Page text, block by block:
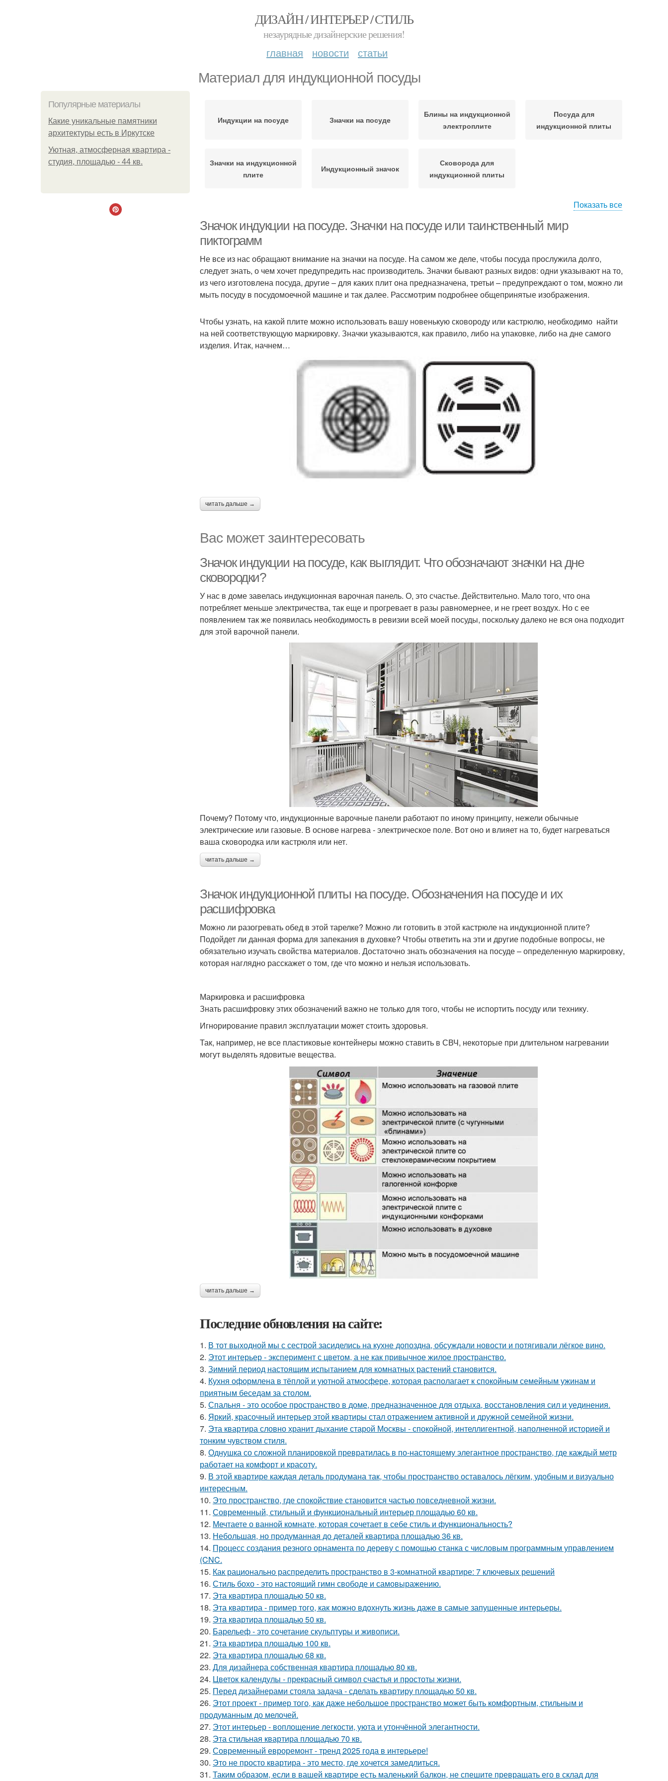
ДИЗАЙН / ИНТЕРЬЕР / СТИЛЬ
незаурядные дизайнерские решения!
главная новости статьи
Материал для индукционной посуды
Популярные материалы
Какие уникальные памятники
архитектуры есть в Иркутске
Уютная, атмосферная квартира -
студия, площадью - 44 кв.
Индукции на посуде Значки на посуде
Блины на индукционной
электроплите
Посуда для
индукционной плиты
Значки на индукционной
плите
Индукционный значок
Сковорода для
индукционной плиты
Показать все
Значок индукции на посуде. Значки на посуде или таинственный мир
пиктограмм
Не все из нас обращают внимание на значки на посуде. На самом же деле, чтобы посуда прослужила долго,
следует знать, о чем хочет предупредить нас производитель. Значки бывают разных видов: одни указывают на то,
из чего изготовлена посуда, другие – для каких плит она предназначена, третьи – предупреждают о том, можно ли
мыть посуду в посудомоечной машине и так далее. Рассмотрим подробнее общепринятые изображения.
Чтобы узнать, на какой плите можно использовать вашу новенькую сковороду или кастрюлю, необходимо найти
на ней соответствующую маркировку. Значки указываются, как правило, либо на упаковке, либо на дне самого
изделия. Итак, начнем…
читать дальше →
Вас может заинтересовать
Значок индукции на посуде, как выглядит. Что обозначают значки на дне
сковородки?
У нас в доме завелась индукционная варочная панель. О, это счастье. Действительно. Мало того, что она
потребляет меньше электричества, так еще и прогревает в разы равномернее, и не греет воздух. Но с ее
появлением так же появилась необходимость в ревизии всей моей посуды, поскольку далеко не вся она подходит
для этой варочной панели.
Почему? Потому что, индукционные варочные панели работают по иному принципу, нежели обычные
электрические или газовые. В основе нагрева - электрическое поле. Вот оно и влияет на то, будет нагреваться
ваша сковородка или кастрюля или нет.
читать дальше →
Значок индукционной плиты на посуде. Обозначения на посуде и их
расшифровка
Можно ли разогревать обед в этой тарелке? Можно ли готовить в этой кастрюле на индукционной плите?
Подойдет ли данная форма для запекания в духовке? Чтобы ответить на эти и другие подобные вопросы, не
обязательно изучать свойства материалов. Достаточно знать обозначения на посуде – определенную маркировку,
которая наглядно расскажет о том, где что можно и нельзя использовать.
Маркировка и расшифровка
Знать расшифровку этих обозначений важно не только для того, чтобы не испортить посуду или технику.
Игнорирование правил эксплуатации может стоить здоровья.
Так, например, не все пластиковые контейнеры можно ставить в СВЧ, некоторые при длительном нагревании
могут выделять ядовитые вещества.
читать дальше →
Последние обновления на сайте:
1. В тот выходной мы с сестрой засиделись на кухне допоздна, обсуждали новости и потягивали лёгкое вино.
2. Этот интерьер - эксперимент с цветом, а не как привычное жилое пространство.
3. Зимний период настоящим испытанием для комнатных растений становится.
4. Кухня оформлена в тёплой и уютной атмосфере, которая располагает к спокойным семейным ужинам и
приятным беседам за столом.
5. Спальня - это особое пространство в доме, предназначенное для отдыха, восстановления сил и уединения.
6. Яркий, красочный интерьер этой квартиры стал отражением активной и дружной семейной жизни.
7. Эта квартира словно хранит дыхание старой Москвы - спокойной, интеллигентной, наполненной историей и
тонким чувством стиля.
8. Однушка со сложной планировкой превратилась в по-настоящему элегантное пространство, где каждый метр
работает на комфорт и красоту.
9. В этой квартире каждая деталь продумана так, чтобы пространство оставалось лёгким, удобным и визуально
интересным.
10. Это пространство, где спокойствие становится частью повседневной жизни.
11. Современный, стильный и функциональный интерьер площадью 60 кв.
12. Мечтаете о ванной комнате, которая сочетает в себе стиль и функциональность?
13. Небольшая, но продуманная до деталей квартира площадью 36 кв.
14. Процесс создания резного орнамента по дереву с помощью станка с числовым программным управлением
(CNC.
15. Как рационально распределить пространство в 3-комнатной квартире: 7 ключевых решений
16. Стиль бохо - это настоящий гимн свободе и самовыражению.
17. Эта квартира площадью 50 кв.
18. Эта квартира - пример того, как можно вдохнуть жизнь даже в самые запущенные интерьеры.
19. Эта квартира площадью 50 кв.
20. Барельеф - это сочетание скульптуры и живописи.
21. Эта квартира площадью 100 кв.
22. Эта квартира площадью 68 кв.
23. Для дизайнера собственная квартира площадью 80 кв.
24. Цветок календулы - прекрасный символ счастья и простоты жизни.
25. Перед дизайнерами стояла задача - сделать квартиру площадью 50 кв.
26. Этот проект - пример того, как даже небольшое пространство может быть комфортным, стильным и
продуманным до мелочей.
27. Этот интерьер - воплощение легкости, уюта и утончённой элегантности.
28. Эта стильная квартира площадью 70 кв.
29. Современный евроремонт - тренд 2025 года в интерьере!
30. Это не просто квартира - это место, где хочется замедлиться.
31. Таким образом, если в вашей квартире есть маленький балкон, не спешите превращать его в склад для